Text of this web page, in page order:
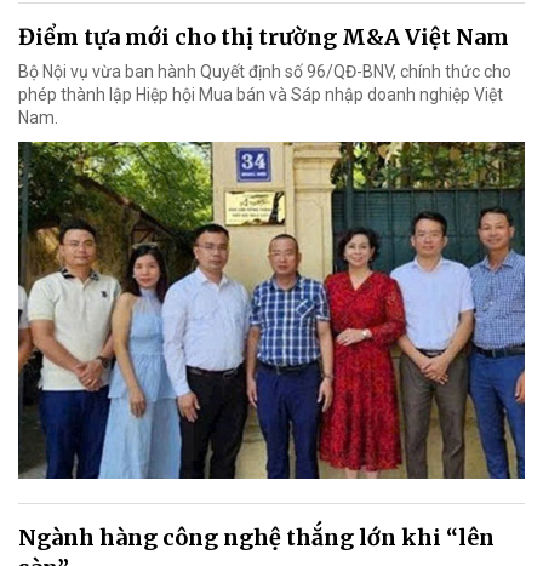
Điểm tựa mới cho thị trường M&A Việt Nam
Bộ Nội vụ vừa ban hành Quyết định số 96/QĐ-BNV, chính thức cho
phép thành lập Hiệp hội Mua bán và Sáp nhập doanh nghiệp Việt
Nam.
Ngành hàng công nghệ thắng lớn khi “lên